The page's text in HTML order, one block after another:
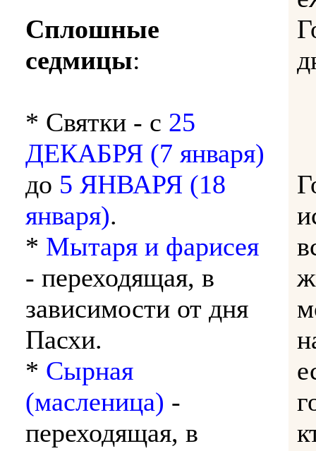
Сплошные
седмицы:
* Святки - с 25
ДЕКАБРЯ (7 января)
до 5 ЯНВАРЯ (18
января).
* Мытаря и фарисея
- переходящая, в
зависимости от дня
Пасхи.
* Сырная
(масленица) -
переходящая, в